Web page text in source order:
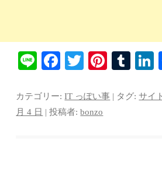
Li Fa
bo
ok
T
tte
r
Pi
er
T
m
カテゴリー:IT っぽい事 | タグ:サイト
月 4 日 |投稿者:bonzo